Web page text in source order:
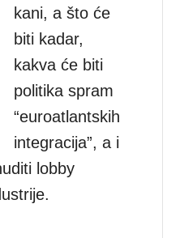
kani, a što će
biti kadar,
kakva će biti
politika spram
“euroatlantskih
integracija”, a i
lobby